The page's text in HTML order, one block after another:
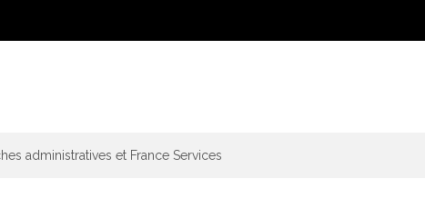
administratives et France Services